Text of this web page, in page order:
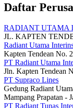
Daftar
RADIANT UTAMA
JL. KAPTEN
Radiant Utama
Kapten Tendean No.
PT Radiant Utama
Jln. Kapten Tendean
PT Supraco Lines
Gedung Radiant
Mampang Prapatan -
PT Radiant Tunas